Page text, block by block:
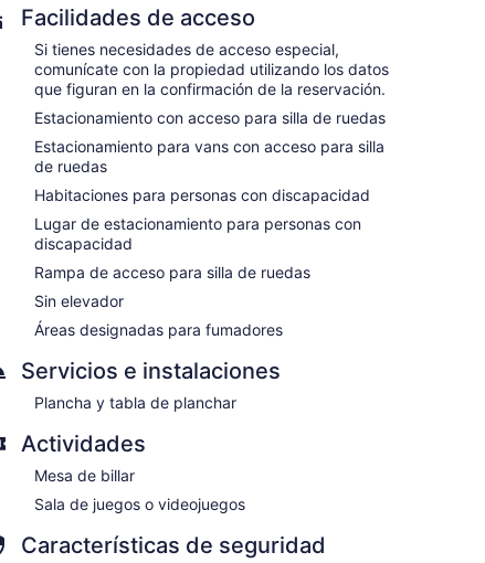
Facilidades de acceso
Si tienes necesidades de acceso especial,
comunícate con la propiedad utilizando los datos
que figuran en la confirmación de la reservación.
Estacionamiento con acceso para silla de ruedas
Estacionamiento para vans con acceso para silla
de ruedas
Habitaciones para personas con discapacidad
Lugar de estacionamiento para personas con
discapacidad
Rampa de acceso para silla de ruedas
Sin elevador
Áreas designadas para fumadores
Servicios e instalaciones
Plancha y tabla de planchar
Actividades
Mesa de billar
Sala de juegos o videojuegos
Características de seguridad